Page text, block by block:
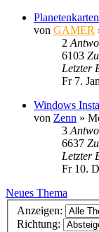
Planetenkarten
von GAMER
2
6103
Letzter
Fr 7.
Windows
von Zenn »
3
6637
Letzter
Fr 10.
Neues Thema
Anzeigen:
Richtung: